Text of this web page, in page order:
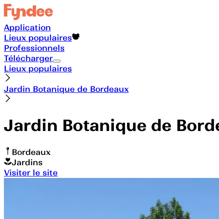
Application
Lieux populaires
Professionnels
Télécharger
Lieux populaires
Jardin Botanique de Bordeaux
Jardin Botanique de
Bordeaux
Jardins
Visiter le site